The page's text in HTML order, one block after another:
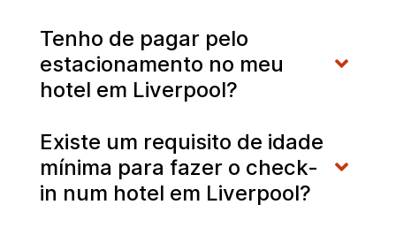
Tenho de pagar pelo
estacionamento no meu
hotel em Liverpool?
Existe um requisito de idade
mínima para fazer o check-
in num hotel em Liverpool?